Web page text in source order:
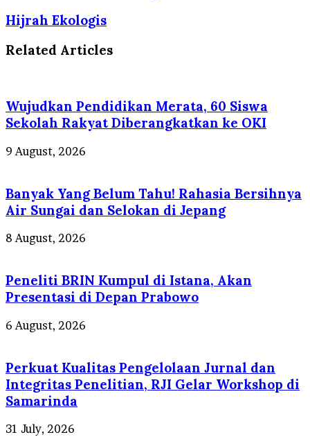
Hijrah Ekologis
Related Articles
Wujudkan Pendidikan Merata, 60 Siswa
Sekolah Rakyat Diberangkatkan ke OKI
9 August, 2026
Banyak Yang Belum Tahu! Rahasia Bersihnya
Air Sungai dan Selokan di Jepang
8 August, 2026
Peneliti BRIN Kumpul di Istana, Akan
Presentasi di Depan Prabowo
6 August, 2026
Perkuat Kualitas Pengelolaan Jurnal dan
Integritas Penelitian, RJI Gelar Workshop di
Samarinda
31 July, 2026